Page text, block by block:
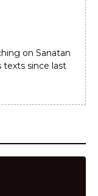
on Sanatan
texts since last